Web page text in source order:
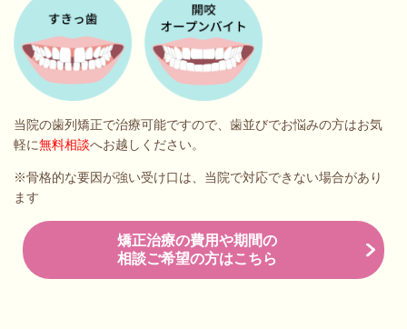
当院の歯列矯正で治療可能ですので、歯並びでお悩みの方はお気
軽に無料相談へお越しください。
※骨格的な要因が強い受け口は、当院で対応できない場合があり
ます
矯正治療の費用や期間の
相談ご希望の方はこちら